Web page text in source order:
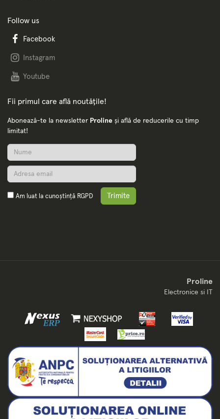
Follow us
Facebook
Instagram
Youtube
Fii primul care află noutățile!
Abonează-te la newsletter Proline și află de reducerile cu timp
limitat!
Am luat la cunoștință RGPD Trimite
Proline
Electronice si IT